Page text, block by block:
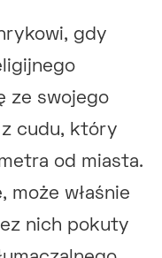
gdy
ze swojego
cudu, który
od miasta.
może właśnie
nich pokuty